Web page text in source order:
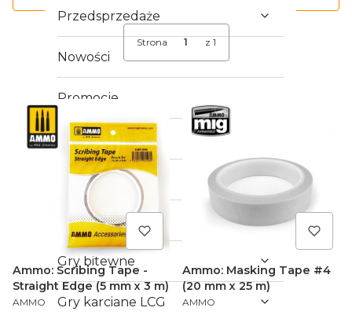
Przedsprzedaże
Nowości
Promocje
Outlet
Crowdfunding
Gry RPG
Gry bitewne
Gry karciane LCG
Strona z 1
Ammo: Scribing Tape -
Straight Edge (5 mm x 3 m)
PRODUCENT
AMMO
Ammo: Masking Tape #4
(20 mm x 25 m)
PRODUCENT
AMMO